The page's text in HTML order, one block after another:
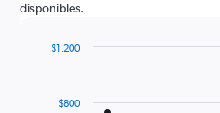
disponibles.
$800
$1.200